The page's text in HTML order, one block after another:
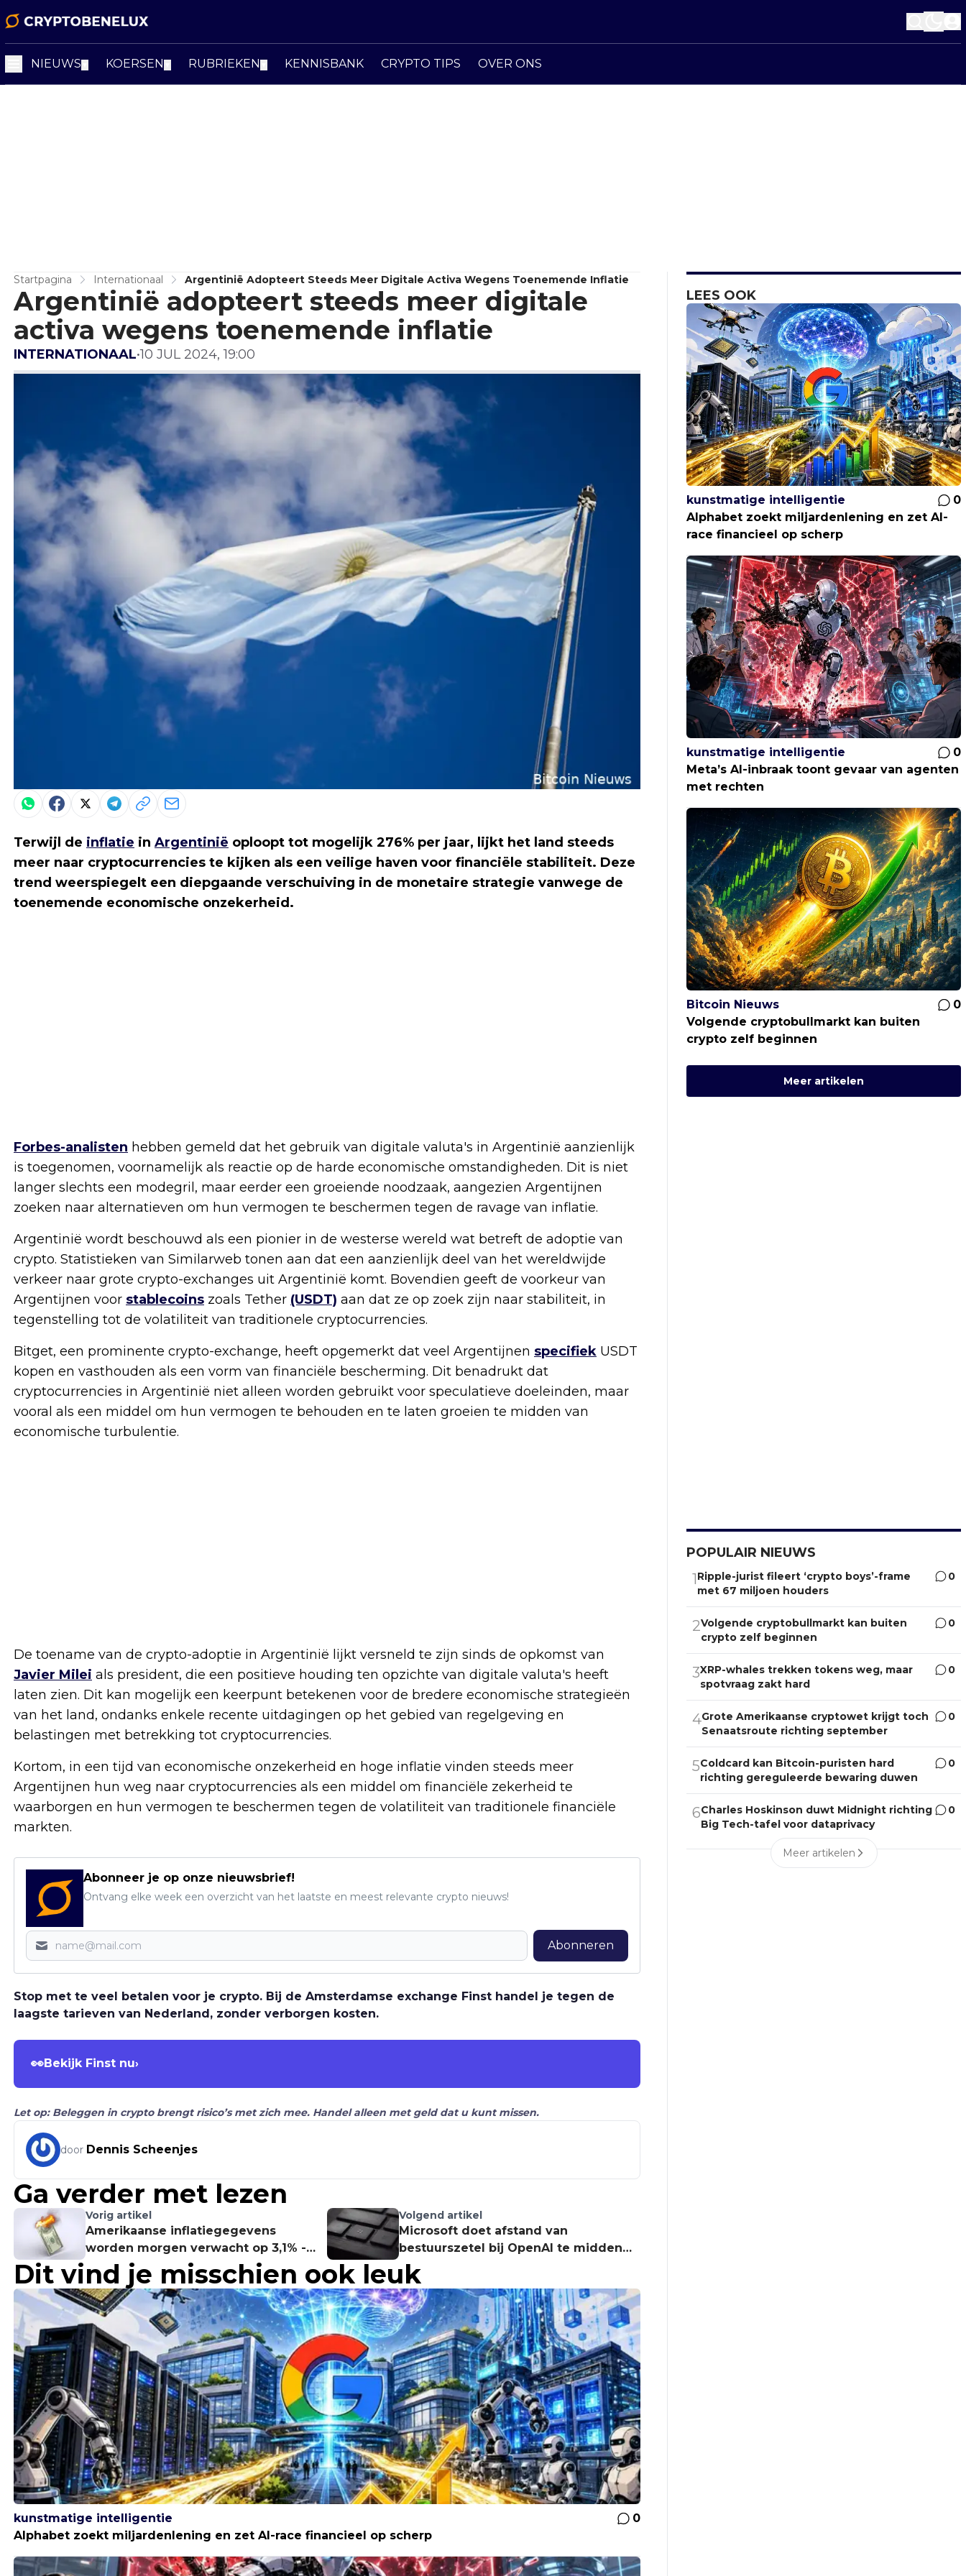
NIEUWS KOERSEN RUBRIEKEN KENNISBANK CRYPTO TIPS OVER ONS
Startpagina Internationaal Argentinië Adopteert Steeds Meer Digitale Activa Wegens Toenemende Inflatie
Argentinië adopteert steeds meer digitale
activa wegens toenemende inflatie
INTERNATIONAAL•10 JUL 2024, 19:00
Terwijl de inflatie in Argentinië oploopt tot mogelijk 276% per jaar, lijkt het land steeds
meer naar cryptocurrencies te kijken als een veilige haven voor financiële stabiliteit. Deze
trend weerspiegelt een diepgaande verschuiving in de monetaire strategie vanwege de
toenemende economische onzekerheid.
Forbes-analisten hebben gemeld dat het gebruik van digitale valuta's in Argentinië aanzienlijk
is toegenomen, voornamelijk als reactie op de harde economische omstandigheden. Dit is niet
langer slechts een modegril, maar eerder een groeiende noodzaak, aangezien Argentijnen
zoeken naar alternatieven om hun vermogen te beschermen tegen de ravage van inflatie.
Argentinië wordt beschouwd als een pionier in de westerse wereld wat betreft de adoptie van
crypto. Statistieken van Similarweb tonen aan dat een aanzienlijk deel van het wereldwijde
verkeer naar grote crypto-exchanges uit Argentinië komt. Bovendien geeft de voorkeur van
Argentijnen voor stablecoins zoals Tether (USDT) aan dat ze op zoek zijn naar stabiliteit, in
tegenstelling tot de volatiliteit van traditionele cryptocurrencies.
Bitget, een prominente crypto-exchange, heeft opgemerkt dat veel Argentijnen specifiek USDT
kopen en vasthouden als een vorm van financiële bescherming. Dit benadrukt dat
cryptocurrencies in Argentinië niet alleen worden gebruikt voor speculatieve doeleinden, maar
vooral als een middel om hun vermogen te behouden en te laten groeien te midden van
economische turbulentie.
De toename van de crypto-adoptie in Argentinië lijkt versneld te zijn sinds de opkomst van
Javier Milei als president, die een positieve houding ten opzichte van digitale valuta's heeft
laten zien. Dit kan mogelijk een keerpunt betekenen voor de bredere economische strategieën
van het land, ondanks enkele recente uitdagingen op het gebied van regelgeving en
belastingen met betrekking tot cryptocurrencies.
Kortom, in een tijd van economische onzekerheid en hoge inflatie vinden steeds meer
Argentijnen hun weg naar cryptocurrencies als een middel om financiële zekerheid te
waarborgen en hun vermogen te beschermen tegen de volatiliteit van traditionele financiële
markten.
Abonneer je op onze nieuwsbrief!
Ontvang elke week een overzicht van het laatste en meest relevante crypto nieuws!
Abonneren
Stop met te veel betalen voor je crypto. Bij de Amsterdamse exchange Finst handel je tegen de
laagste tarieven van Nederland, zonder verborgen kosten.
👀Bekijk Finst nu›
Let op: Beleggen in crypto brengt risico’s met zich mee. Handel alleen met geld dat u kunt missen.
door Dennis Scheenjes
Ga verder met lezen
Vorig artikel
Amerikaanse inflatiegegevens
worden morgen verwacht op 3,1% -
Hoe gaat Bitcoin reageren?
Volgend artikel
Microsoft doet afstand van
bestuurszetel bij OpenAI te midden
van antitrustonderzoek
Dit vind je misschien ook leuk
kunstmatige intelligentie
0
Alphabet zoekt miljardenlening en zet AI-race financieel op scherp
LEES OOK
kunstmatige intelligentie
0
Alphabet zoekt miljardenlening en zet AI-
race financieel op scherp
kunstmatige intelligentie
0
Meta’s AI-inbraak toont gevaar van agenten
met rechten
Bitcoin Nieuws
0
Volgende cryptobullmarkt kan buiten
crypto zelf beginnen
Meer artikelen
POPULAIR NIEUWS
1Ripple-jurist fileert ‘crypto boys’-frame
met 67 miljoen houders
0
2Volgende cryptobullmarkt kan buiten
crypto zelf beginnen
0
3XRP-whales trekken tokens weg, maar
spotvraag zakt hard
0
4Grote Amerikaanse cryptowet krijgt toch
Senaatsroute richting september
0
5Coldcard kan Bitcoin-puristen hard
richting gereguleerde bewaring duwen
0
6Charles Hoskinson duwt Midnight richting
Big Tech-tafel voor dataprivacy
0
Meer artikelen